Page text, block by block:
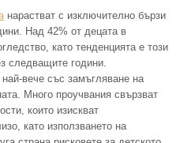
нарастват с изключително бързи
Над 42% от децата в
като тенденцията е този
следващите години.
вече със замъгляване на
Много проучвания свързват
които изискват
като използването на